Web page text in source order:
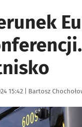
15:42 | Autor:
Bartosz
aby zobaczyć galerię